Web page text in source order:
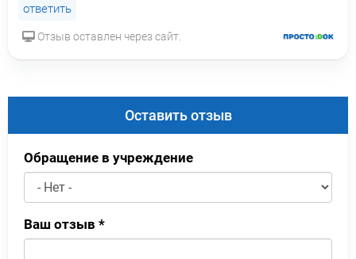
ответить
Отзыв оставлен через сайт.
Оставить отзыв
Обращение в учреждение
Ваш отзыв *